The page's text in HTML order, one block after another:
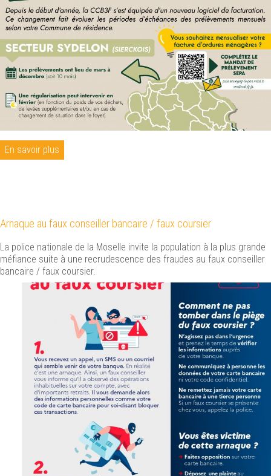
En savoir plus
Arnaque au faux conseiller bancaire / faux coursier
La police nationale de la Moselle invite la population à la plus grande
méfiance suite à une recrudescence des fraudes au faux conseiller
bancaire / faux coursier.